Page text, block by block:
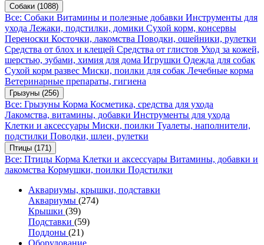
Собаки (1088)
Все: Собаки Витамины и полезные добавки Инструменты для
ухода Лежаки, подстилки, домики Сухой корм, консервы
Переноски Косточки, лакомства Поводки, ошейники, рулетки
Средства от блох и клещей Средства от глистов Уход за кожей,
шерстью, зубами, химия для дома Игрушки Одежда для собак
Сухой корм развес Миски, поилки для собак Лечебные корма
Ветеринарные препараты, гигиена
Грызуны (256)
Все: Грызуны Корма Косметика, средства для ухода
Лакомства, витамины, добавки Инструменты для ухода
Клетки и аксессуары Миски, поилки Туалеты, наполнители,
подстилки Поводки, шлеи, рулетки
Птицы (171)
Все: Птицы Корма Клетки и аксессуары Витамины, добавки и
лакомства Кормушки, поилки Подстилки
Аквариумы, крышки, подставки
Аквариумы (274)
Крышки (39)
Подставки (59)
Поддоны (21)
Оборудование